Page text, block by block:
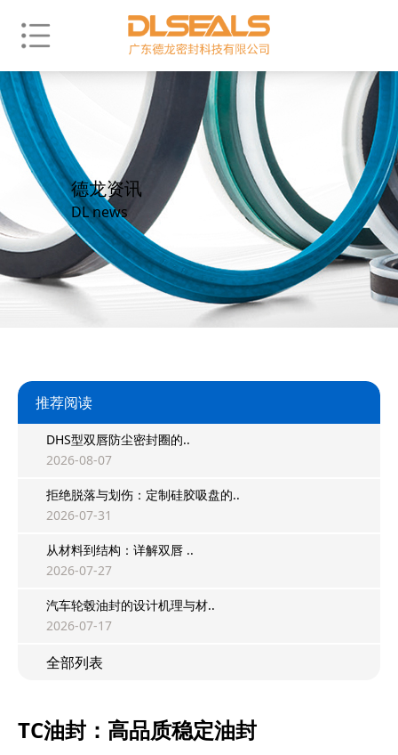
德龙资讯
DL news
推荐阅读
DHS型双唇防尘密封圈的..
2026-08-07
拒绝脱落与划伤：定制硅胶吸盘的..
2026-07-31
从材料到结构：详解双唇 ..
2026-07-27
汽车轮毂油封的设计机理与材..
2026-07-17
全部列表
TC油封：高品质稳定油封